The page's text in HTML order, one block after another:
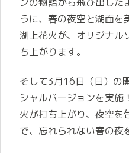
うに、春の夜空と湖面を
湖上花火が、オリジナル
ち上がります。
そして3月16日（日）の
シャルバージョンを実施
火が打ち上がり、夜空を
で、忘れられない春の夜